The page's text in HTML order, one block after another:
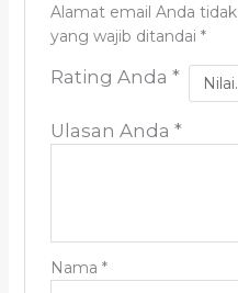
Alamat email Anda
yang wajib ditandai *
Rating Anda *
Ulasan Anda *
Nama *